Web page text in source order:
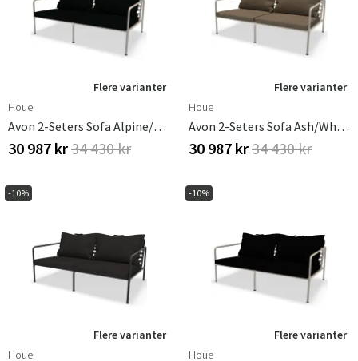
Flere varianter
Houe
Avon 2-Seters Sofa Alpine/White
30 987 kr34 430 kr
Flere varianter
Houe
Avon 2-Seters Sofa Ash/White
30 987 kr34 430 kr
-10%
Flere varianter
Houe
-10%
Flere varianter
Houe